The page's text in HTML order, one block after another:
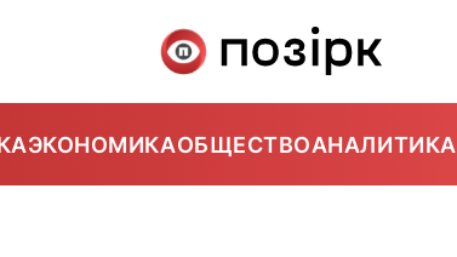
ЭКОНОМИКАОБЩЕСТВОАНАЛИТИКА